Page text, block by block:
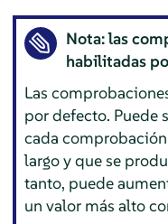
Nota: las
habilitadas
Las
por defecto. Puede
cada
largo y que se
tanto, puede
un valor más alto